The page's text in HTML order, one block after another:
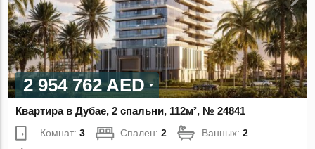
2 954 762 AED
Квартира в Дубае, 2 спальни, 112м², № 24841
Комнат:3 Спален:2 Ванных:2